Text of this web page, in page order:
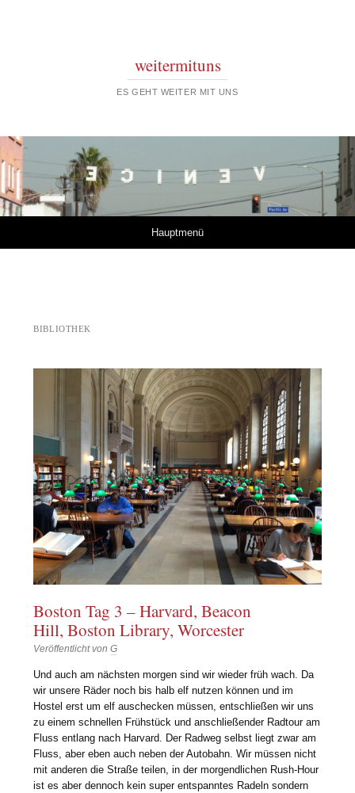
weitermituns
ES GEHT WEITER MIT UNS
Hauptmenü
BIBLIOTHEK
Boston Tag 3 – Harvard, Beacon
Hill, Boston Library, Worcester
Veröffentlicht vonG
Und auch am nächsten morgen sind wir wieder früh wach. Da
wir unsere Räder noch bis halb elf nutzen können und im
Hostel erst um elf auschecken müssen, entschließen wir uns
zu einem schnellen Frühstück und anschließender Radtour am
Fluss entlang nach Harvard. Der Radweg selbst liegt zwar am
Fluss, aber eben auch neben der Autobahn. Wir müssen nicht
mit anderen die Straße teilen, in der morgendlichen Rush-Hour
ist es aber dennoch kein super entspanntes Radeln sondern